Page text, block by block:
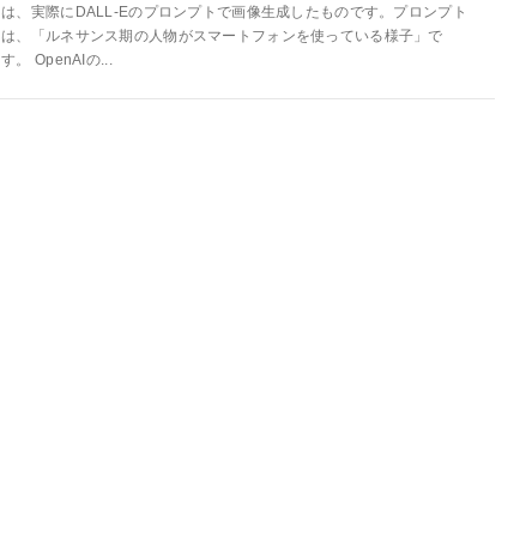
は、実際にDALL-Eのプロンプトで画像生成したものです。プロンプト
は、「ルネサンス期の人物がスマートフォンを使っている様子」で
す。 OpenAIの...